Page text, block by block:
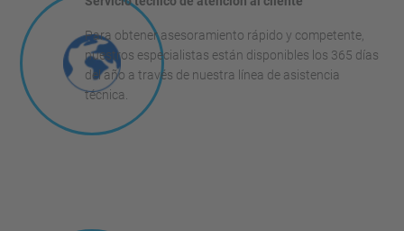
Para obtener asesoramiento rápido y competente,
nuestros especialistas están disponibles los 365 días
del año a través de nuestra línea de asistencia
técnica.